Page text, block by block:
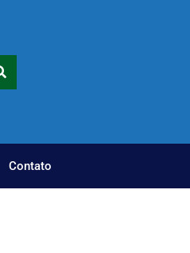
Contato